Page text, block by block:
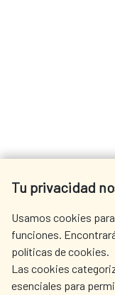
Tu privacidad
Usamos cookies
funciones.
políticas de cookies.
Las cookies
esenciales para